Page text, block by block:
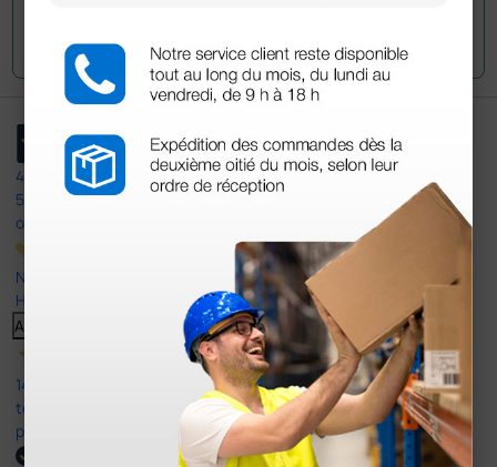
4,4
597
opiniones
Nuestras reseñas de 4 y 5 estrellas.
Haga clic aquí para leerlos todos >
Anterior
14 Jul 2026
todo correcto. podria señalar que un poco caro los portes y el
plazo de entrega se alarga.